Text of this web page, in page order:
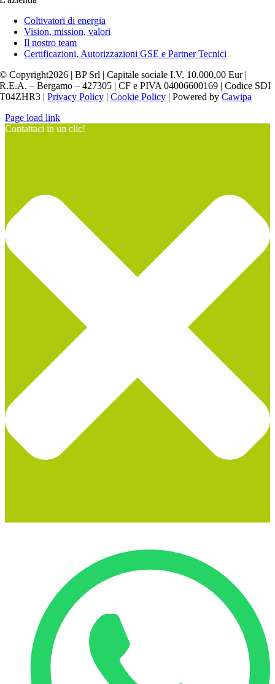
Coltivatori di energia
Vision, mission, valori
Il nostro team
Certificazioni, Autorizzazioni GSE e Partner Tecnici
© Copyright2026 | BP Srl | Capitale sociale I.V. 10.000,00 Eur |
R.E.A. – Bergamo – 427305 | CF e PIVA 04006600169 | Codice SDI
T04ZHR3 |Privacy Policy |Cookie Policy | Powered byCawipa
Page load link
Contattaci in un clic!